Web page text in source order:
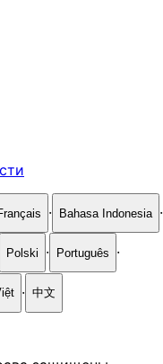
· Bahasa Indonesia ·
Polski · Português ·
· 中文